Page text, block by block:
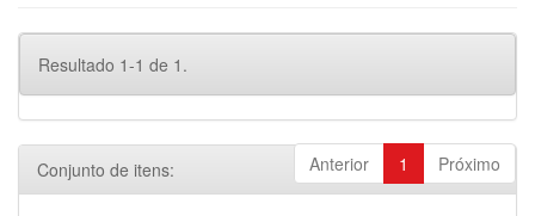
Resultado 1-1 de 1.
Anterior 1 Próximo
Conjunto de itens: